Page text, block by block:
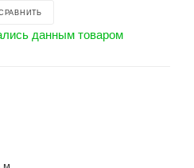
данным товаром